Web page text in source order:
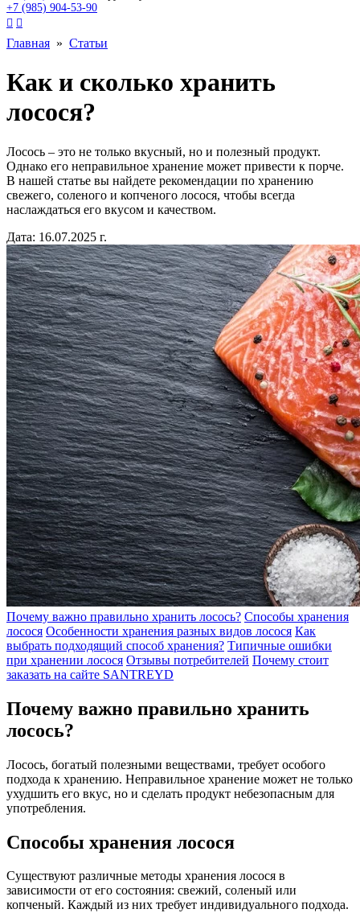
+7 (985) 904-53-90
 
Главная » Статьи
Как и сколько хранить
лосося?
Лосось – это не только вкусный, но и полезный продукт.
Однако его неправильное хранение может привести к порче.
В нашей статье вы найдете рекомендации по хранению
свежего, соленого и копченого лосося, чтобы всегда
наслаждаться его вкусом и качеством.
Дата: 16.07.2025 г.
Почему важно правильно хранить лосось? Способы хранения
лосося Особенности хранения разных видов лосося Как
выбрать подходящий способ хранения? Типичные ошибки
при хранении лосося Отзывы потребителей Почему стоит
заказать на сайте SANTREYD
Почему важно правильно хранить
лосось?
Лосось, богатый полезными веществами, требует особого
подхода к хранению. Неправильное хранение может не только
ухудшить его вкус, но и сделать продукт небезопасным для
употребления.
Способы хранения лосося
Существуют различные методы хранения лосося в
зависимости от его состояния: свежий, соленый или
копченый. Каждый из них требует индивидуального подхода.